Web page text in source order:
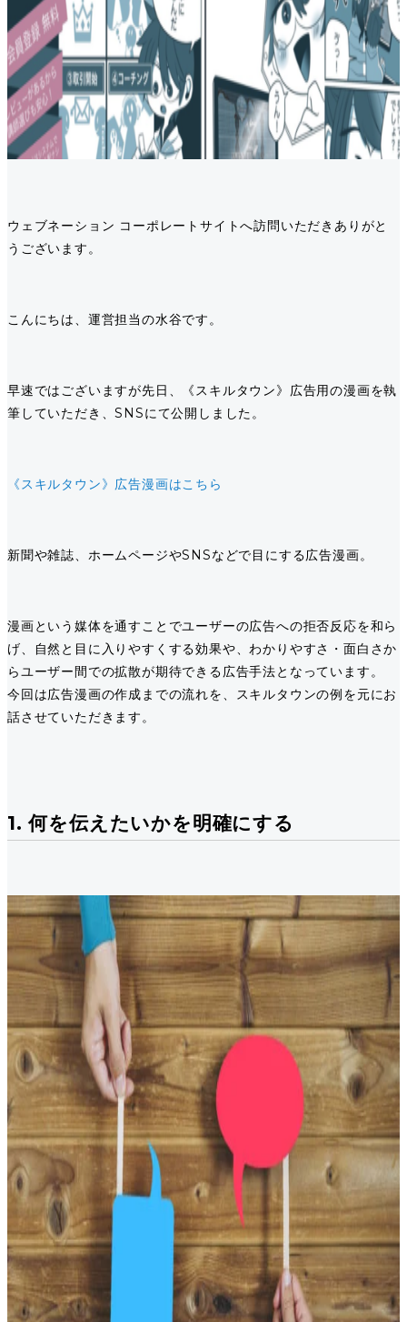
ウェブネーション コーポレートサイトへ訪問いただきありがと
うございます。
こんにちは、運営担当の水谷です。
早速ではございますが先日、《スキルタウン》広告用の漫画を執
筆していただき、SNSにて公開しました。
《スキルタウン》広告漫画はこちら
新聞や雑誌、ホームページやSNSなどで目にする広告漫画。
漫画という媒体を通すことでユーザーの広告への拒否反応を和ら
げ、自然と目に入りやすくする効果や、わかりやすさ・面白さか
らユーザー間での拡散が期待できる広告手法となっています。
今回は広告漫画の作成までの流れを、スキルタウンの例を元にお
話させていただきます。
1. 何を伝えたいかを明確にする